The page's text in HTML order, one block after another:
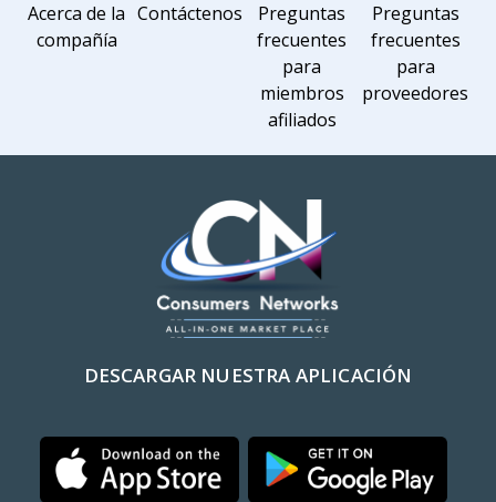
Acerca de la
compañía
Contáctenos
Preguntas
frecuentes
para
miembros
afiliados
Preguntas
frecuentes
para
proveedores
DESCARGAR NUESTRA APLICACIÓN